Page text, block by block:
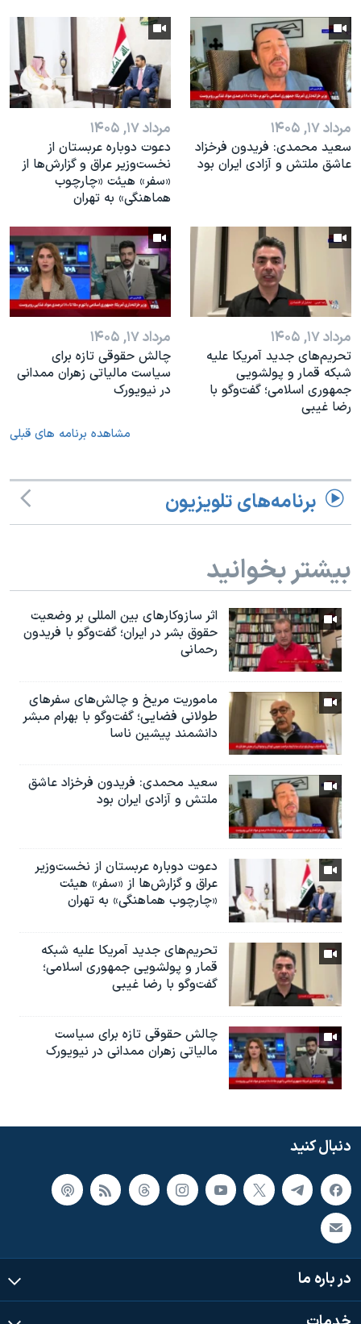
مرداد ۱۷, ۱۴۰۵
سعید محمدی: فریدون فرخزاد
عاشق ملتش و آزادی ایران بود
مرداد ۱۷, ۱۴۰۵
دعوت دوباره عربستان از
نخست‌وزیر عراق و گزارش‌ها از
«سفر» هیئت «چارچوب
هماهنگی» به تهران
مرداد ۱۷, ۱۴۰۵
تحریم‌های جدید آمریکا علیه
شبکه قمار و پولشویی
جمهوری اسلامی؛ گفت‌وگو با
رضا غیبی
مرداد ۱۷, ۱۴۰۵
چالش حقوقی تازه برای
سیاست مالیاتی زهران ممدانی
در نیویورک
مشاهده برنامه های قبلی
برنامه‌های تلویزیون
بیشتر بخوانید
اثر ساز‌و‌کارهای بین المللی بر وضعیت
حقوق بشر در ایران؛ گفت‌وگو با فریدون
رحمانی
ماموریت مریخ و چالش‌های سفرهای
طولانی فضایی؛ گفت‌وگو با بهرام مبشر
دانشمند پیشین ناسا
سعید محمدی: فریدون فرخزاد عاشق
ملتش و آزادی ایران بود
دعوت دوباره عربستان از نخست‌وزیر
عراق و گزارش‌ها از «سفر» هیئت
«چارچوب هماهنگی» به تهران
تحریم‌های جدید آمریکا علیه شبکه
قمار و پولشویی جمهوری اسلامی؛
گفت‌وگو با رضا غیبی
چالش حقوقی تازه برای سیاست
مالیاتی زهران ممدانی در نیویورک
دنبال کنید
در باره ما